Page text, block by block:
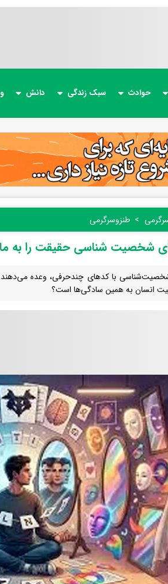
حوادث سبک زندگی دانش
طنز‌و‌سرگرمی
شخصیت شناسی حقیقت را به
با کدهای چندحرفی، وعده می‌دهند که
انسان به همین سادگی‌ها است؟